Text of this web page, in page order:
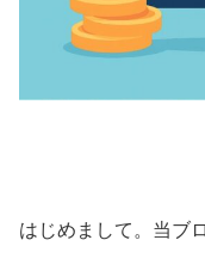
はじめまして。当ブ